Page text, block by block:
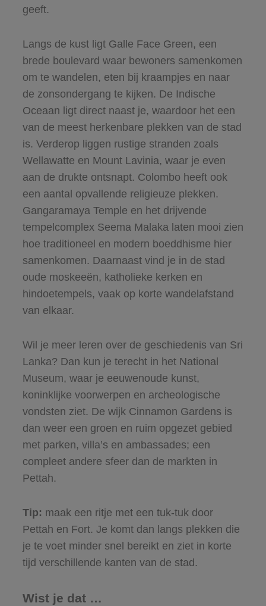
geeft.
Langs de kust ligt Galle Face Green, een
brede boulevard waar bewoners samenkomen
om te wandelen, eten bij kraampjes en naar
de zonsondergang te kijken. De Indische
Oceaan ligt direct naast je, waardoor het een
van de meest herkenbare plekken van de stad
is. Verderop liggen rustige stranden zoals
Wellawatte en Mount Lavinia, waar je even
aan de drukte ontsnapt. Colombo heeft ook
een aantal opvallende religieuze plekken.
Gangaramaya Temple en het drijvende
tempelcomplex Seema Malaka laten mooi zien
hoe traditioneel en modern boeddhisme hier
samenkomen. Daarnaast vind je in de stad
oude moskeeën, katholieke kerken en
hindoetempels, vaak op korte wandelafstand
van elkaar.
Wil je meer leren over de geschiedenis van Sri
Lanka? Dan kun je terecht in het National
Museum, waar je eeuwenoude kunst,
koninklijke voorwerpen en archeologische
vondsten ziet. De wijk Cinnamon Gardens is
dan weer een groen en ruim opgezet gebied
met parken, villa’s en ambassades; een
compleet andere sfeer dan de markten in
Pettah.
Tip: maak een ritje met een tuk-tuk door
Pettah en Fort. Je komt dan langs plekken die
je te voet minder snel bereikt en ziet in korte
tijd verschillende kanten van de stad.
Wist je dat …